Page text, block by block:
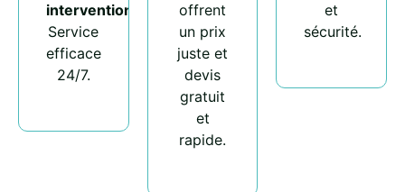
intervention
Service
efficace
24/7.
offrent
un prix
juste et
devis
gratuit
et
rapide.
et
sécurité.